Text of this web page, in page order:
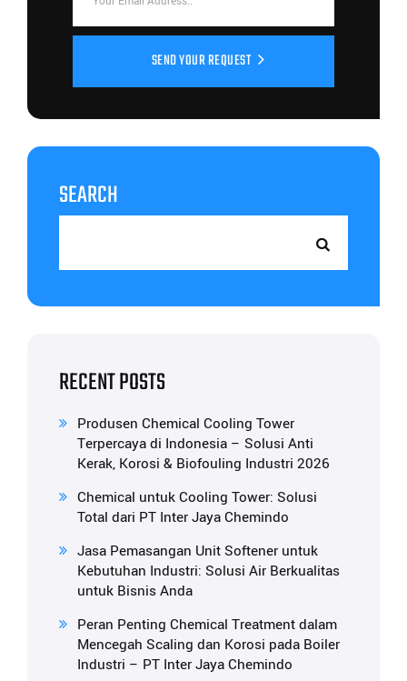
SEND YOUR REQUEST
SEARCH
RECENT POSTS
Produsen Chemical Cooling Tower
Terpercaya di Indonesia – Solusi Anti
Kerak, Korosi & Biofouling Industri 2026
Chemical untuk Cooling Tower: Solusi
Total dari PT Inter Jaya Chemindo
Jasa Pemasangan Unit Softener untuk
Kebutuhan Industri: Solusi Air Berkualitas
untuk Bisnis Anda
Peran Penting Chemical Treatment dalam
Mencegah Scaling dan Korosi pada Boiler
Industri – PT Inter Jaya Chemindo